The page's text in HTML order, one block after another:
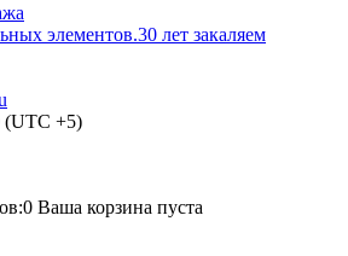
элементов.30 лет закаляем
(UTC +5)
0 Ваша корзина пуста